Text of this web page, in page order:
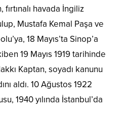
fırtınalı havada İngiliz
Mustafa Kemal Paşa ve
18 Mayıs’ta Sinop’a
19 Mayıs 1919 tarihinde
Kaptan, soyadı kanunu
aldı. 10 Ağustos 1922
1940 yılında İstanbul’da